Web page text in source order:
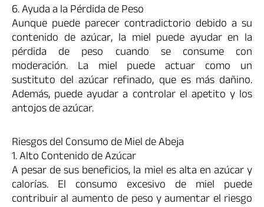
6. Ayuda a la Pérdida de Peso
Aunque puede parecer contradictorio debido a su
contenido de azúcar, la miel puede ayudar en la
pérdida de peso cuando se consume con
moderación. La miel puede actuar como un
sustituto del azúcar refinado, que es más dañino.
Además, puede ayudar a controlar el apetito y los
antojos de azúcar.
Riesgos del Consumo de Miel de Abeja
1. Alto Contenido de Azúcar
A pesar de sus beneficios, la miel es alta en azúcar y
calorías. El consumo excesivo de miel puede
contribuir al aumento de peso y aumentar el riesgo